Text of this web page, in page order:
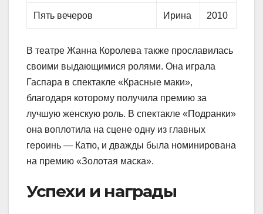
Пять вечеров Ирина 2010
В театре Жанна Королева также прославилась
своими выдающимися ролями. Она играла
Гаспара в спектакле «Красные маки»,
благодаря которому получила премию за
лучшую женскую роль. В спектакле «Подранки»
она воплотила на сцене одну из главных
героинь — Катю, и дважды была номинирована
на премию «Золотая маска».
Успехи и награды